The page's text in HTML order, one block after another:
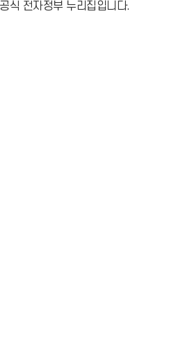
식 전자정부 누리집입니다.